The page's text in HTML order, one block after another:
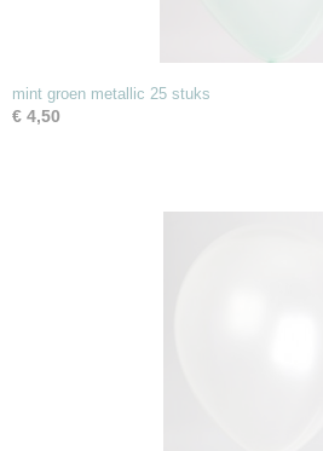
mint groen metallic 25 stuks
€ 4,50